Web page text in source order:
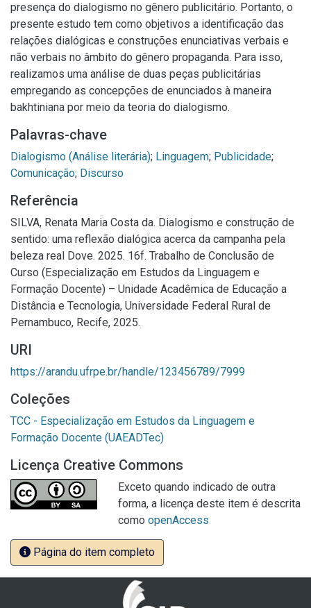
presença do dialogismo no gênero publicitário. Portanto, o
presente estudo tem como objetivos a identificação das
relações dialógicas e construções enunciativas verbais e
não verbais no âmbito do gênero propaganda. Para isso,
realizamos uma análise de duas peças publicitárias
empregando as concepções de enunciados à maneira
bakhtiniana por meio da teoria do dialogismo.
Palavras-chave
Dialogismo (Análise literária); Linguagem; Publicidade;
Comunicação; Discurso
Referência
SILVA, Renata Maria Costa da. Dialogismo e construção de
sentido: uma reflexão dialógica acerca da campanha pela
beleza real Dove. 2025. 16f. Trabalho de Conclusão de
Curso (Especialização em Estudos da Linguagem e
Formação Docente) – Unidade Acadêmica de Educação a
Distância e Tecnologia, Universidade Federal Rural de
Pernambuco, Recife, 2025.
URI
https://arandu.ufrpe.br/handle/123456789/7999
Coleções
TCC - Especialização em Estudos da Linguagem e
Formação Docente (UAEADTec)
Licença Creative Commons
Exceto quando indicado de outra
forma, a licença deste item é descrita
como openAccess
Página do item completo